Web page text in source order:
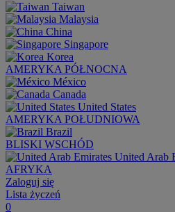
Taiwan
Malaysia
China
Singapore
Korea
AMERYKA PÓŁNOCNA
México
Canada
United States
AMERYKA POŁUDNIOWA
Brazil
BLISKI WSCHÓD
United Arab
AFRYKA
Zaloguj się
Lista życzeń
0